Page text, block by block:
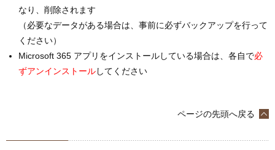
なり、削除されます
（必要なデータがある場合は、事前に必ずバックアップを行って
ください）
Microsoft 365 アプリをインストールしている場合は、各自で必
ずアンインストールしてください
ページの先頭へ戻る